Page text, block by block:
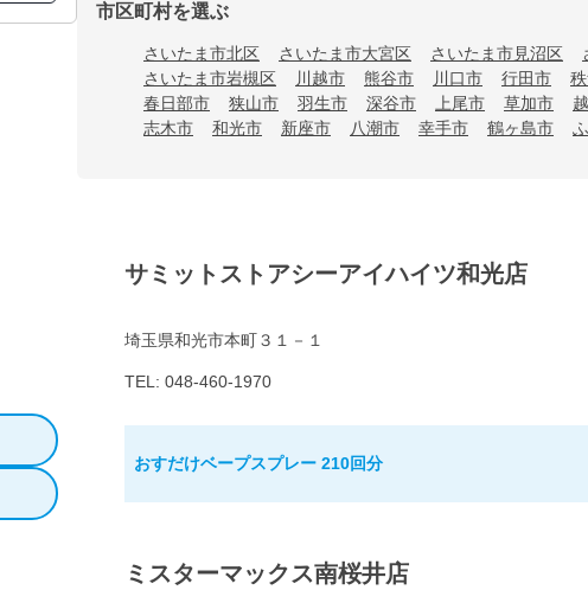
市区町村を選ぶ
さいたま市北区 さいたま市大宮区 さいたま市見沼区
さいたま市岩槻区
川越市 熊谷市 川口市 行田市
春日部市
狭山市 羽生市 深谷市 上尾市 草加市
志木市
和光市 新座市 八潮市 幸手市 鶴ヶ島市
サミットストアシーアイハイツ和光店
埼玉県和光市本町３１－１
TEL: 048-460-1970
おすだけベープスプレー 210回分
ミスターマックス南桜井店